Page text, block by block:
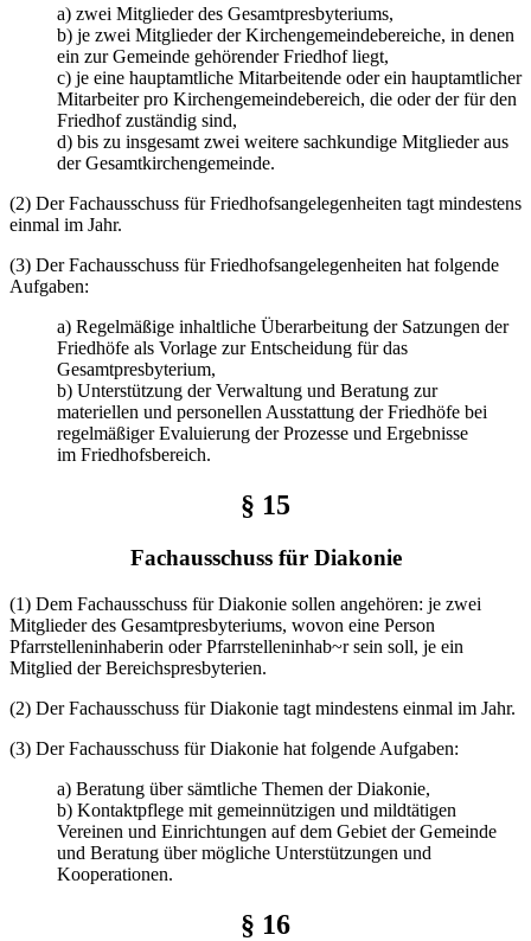
a) zwei Mitglieder des Gesamtpresbyteriums,
b) je zwei Mitglieder der Kirchengemeindebereiche, in denen
ein zur Gemeinde gehörender Friedhof liegt,
c) je eine hauptamtliche Mitarbeitende oder ein hauptamtlicher
Mitarbeiter pro Kirchengemeindebereich, die oder der für den
Friedhof zuständig sind,
d) bis zu insgesamt zwei weitere sachkundige Mitglieder aus
der Gesamtkirchengemeinde.
(2) Der Fachausschuss für Friedhofsangelegenheiten tagt mindestens
einmal im Jahr.
(3) Der Fachausschuss für Friedhofsangelegenheiten hat folgende
Aufgaben:
a) Regelmäßige inhaltliche Überarbeitung der Satzungen der
Friedhöfe als Vorlage zur Entscheidung für das
Gesamtpresbyterium,
b) Unterstützung der Verwaltung und Beratung zur
materiellen und personellen Ausstattung der Friedhöfe bei
regelmäßiger Evaluierung der Prozesse und Ergebnisse
im Friedhofsbereich.
§ 15
Fachausschuss für Diakonie
(1) Dem Fachausschuss für Diakonie sollen angehören: je zwei
Mitglieder des Gesamtpresbyteriums, wovon eine Person
Pfarrstelleninhaberin oder Pfarrstelleninhab~r sein soll, je ein
Mitglied der Bereichspresbyterien.
(2) Der Fachausschuss für Diakonie tagt mindestens einmal im Jahr.
(3) Der Fachausschuss für Diakonie hat folgende Aufgaben:
a) Beratung über sämtliche Themen der Diakonie,
b) Kontaktpflege mit gemeinnützigen und mildtätigen
Vereinen und Einrichtungen auf dem Gebiet der Gemeinde
und Beratung über mögliche Unterstützungen und
Kooperationen.
§ 16